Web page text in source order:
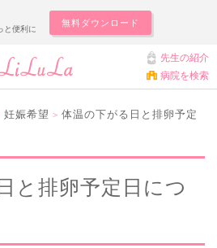
と便利に
無料ダウンロード
先生の紹介
病院を検索
妊娠希望 > 体温の下がる日と排卵予定
と排卵予定日につ